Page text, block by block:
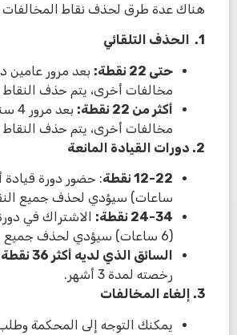
هناك عدة طرق لحذف نقاط المخالفات
1. الحذف التلقائي
حتى 22 نقطة : بعد مرور عامين
مخالفات أخرى، يتم حذف النقاط
أكثر من 22 نقطة
:
مخالفات أخرى، يتم حذف النقاط
2. دورات القيادة المانعة
12-22نقطة
ساعات) سيؤدي لحذف جميع
24-34 نقطة: الاشتراك في
(6 ساعات) سيؤدي لحذف جميع النقاط.
السائق الذي لديه أكثر 36 نقطة
رخصته لمدة 3 أشهر.
3. إلغاء المخالفات
يمكنك التوجه إلى المحكمة